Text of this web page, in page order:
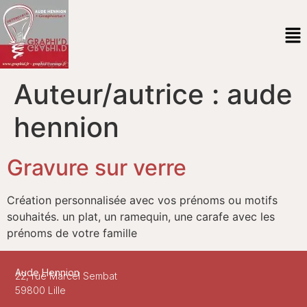
Auteur/autrice : aude
hennion
Gravure sur verre
Création personnalisée avec vos prénoms ou motifs
souhaités. un plat, un ramequin, une carafe avec les
prénoms de votre famille
Aude Hennion
22, rue Marcel Sembat
59800 Lille